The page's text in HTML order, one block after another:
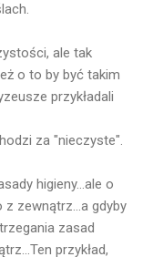
ale tak
o to by być takim
przykładali
za "nieczyste".
higieny...ale o
z zewnątrz...a gdyby
zasad
przykład,